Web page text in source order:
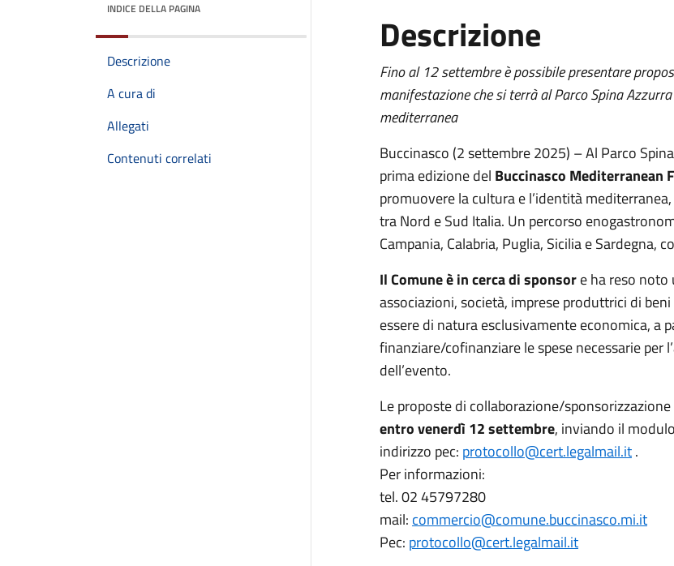
INDICE DELLA PAGINA
Descrizione
A cura di
Allegati
Contenuti correlati
Descrizione
Fino al 12 settembre è possibile presentare
manifestazione che si terrà al Parco Spina
mediterranea
Buccinasco (2 settembre 2025) – Al Parco
prima edizione del Buccinasco Mediterranean
promuovere la cultura e l’identità
tra Nord e Sud Italia. Un percorso
Campania, Calabria, Puglia, Sicilia e
Il Comune è in cerca di sponsore ha reso noto
associazioni, società, imprese produttrici di
essere di natura esclusivamente economica, a
finanziare/cofinanziare le spese necessarie per
dell’evento.
Le proposte di collaborazione/
entro venerdì 12 settembre, inviando il
indirizzo pec: protocollo@cert.legalmail.it.
Per informazioni:
tel. 02 45797280
mail: commercio@comune.buccinasco.mi.it
Pec: protocollo@cert.legalmail.it